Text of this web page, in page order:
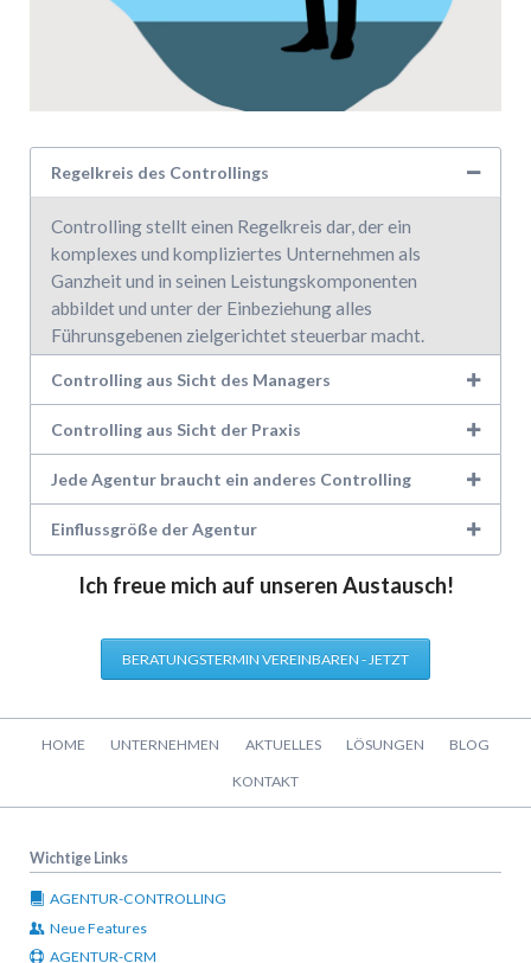
Regelkreis des Controllings
Controlling stellt einen Regelkreis dar, der ein
komplexes und kompliziertes Unternehmen als
Ganzheit und in seinen Leistungskomponenten
abbildet und unter der Einbeziehung alles
Führunsgebenen zielgerichtet steuerbar macht.
Controlling aus Sicht des Managers
Controlling aus Sicht der Praxis
Jede Agentur braucht ein anderes Controlling
Einflussgröße der Agentur
Ich freue mich auf unseren Austausch!
BERATUNGSTERMIN VEREINBAREN - JETZT
HOME UNTERNEHMEN AKTUELLES LÖSUNGEN BLOG
KONTAKT
Wichtige Links
AGENTUR-CONTROLLING
Neue Features
AGENTUR-CRM